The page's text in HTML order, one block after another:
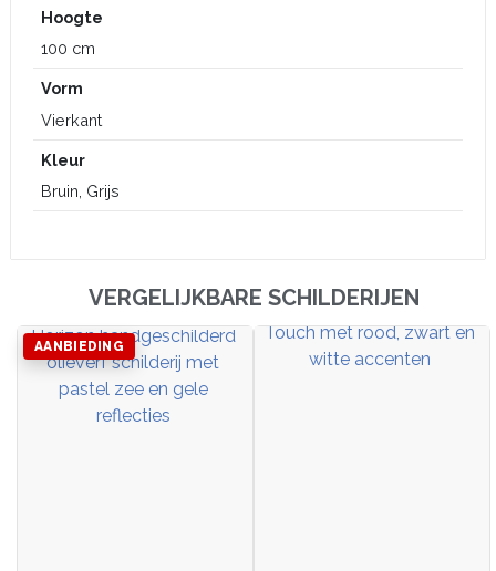
Hoogte
100 cm
Vorm
Vierkant
Kleur
Bruin, Grijs
VERGELIJKBARE SCHILDERIJEN
AANBIEDING